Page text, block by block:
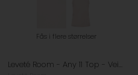
Fås i flere størrelser
Leveté Room - Any 11 Top - Veiled Pink